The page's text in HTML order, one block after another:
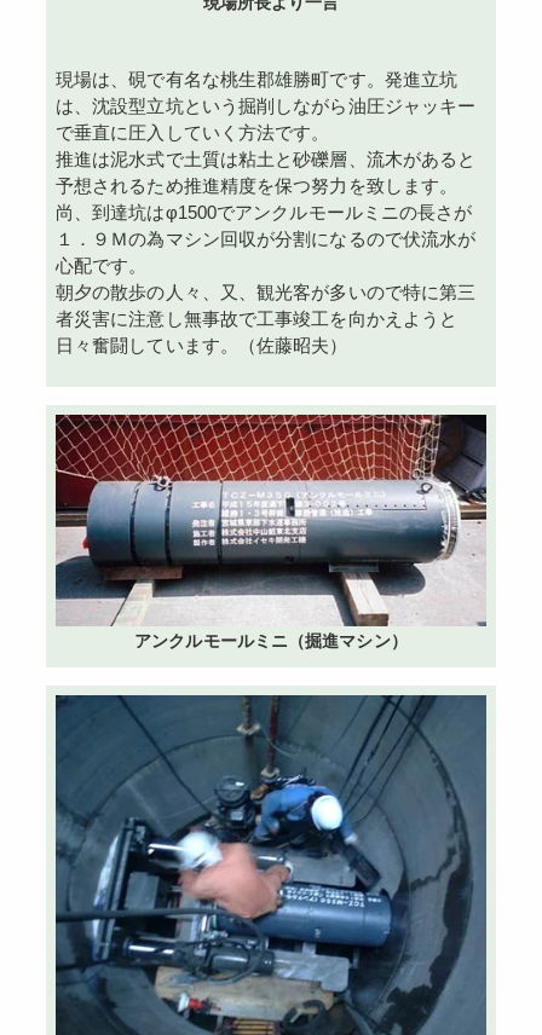
現場は、硯で有名な桃生郡雄勝町です。発進立坑
は、沈設型立坑という掘削しながら油圧ジャッキー
で垂直に圧入していく方法です。
推進は泥水式で土質は粘土と砂礫層、流木があると
予想されるため推進精度を保つ努力を致します。
尚、到達坑はφ1500でアンクルモールミニの長さが
１．９Ｍの為マシン回収が分割になるので伏流水が
心配です。
朝夕の散歩の人々、又、観光客が多いので特に第三
者災害に注意し無事故で工事竣工を向かえようと
日々奮闘しています。
（佐藤昭夫）
アンクルモールミニ（掘進マシン）